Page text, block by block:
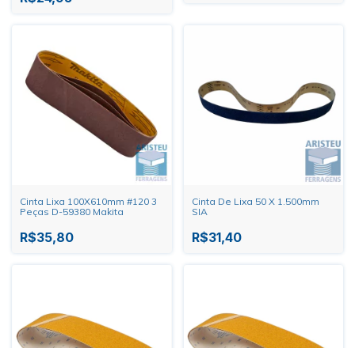
Cinta Lixa 100X610mm #120 3
Peças D-59380 Makita
R$35,80
Cinta De Lixa 50 X 1.500mm
SIA
R$31,40